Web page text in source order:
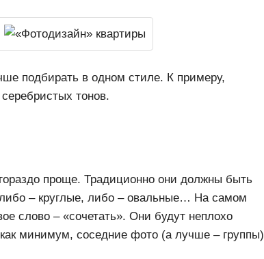
подбирать в одном стиле. К примеру,
тонов.
проще. Традиционно они должны быть
– круглые, либо – овальные… На самом
слово – «сочетать». Они будут неплохо
минимум, соседние фото (а лучше – группы)